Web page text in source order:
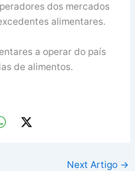
dos mercados
alimentares.
a operar do país
de alimentos.
Next Artigo →